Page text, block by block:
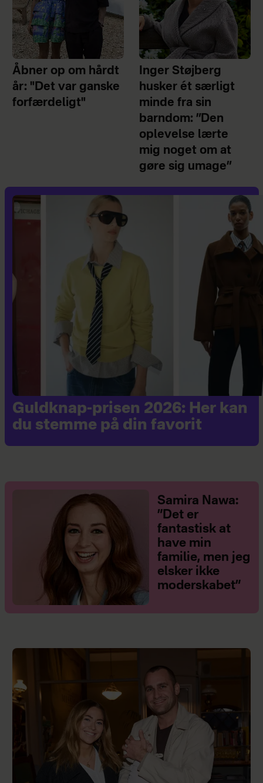
Åbner op om hårdt
år: "Det var ganske
forfærdeligt"
Inger Støjberg
husker ét særligt
minde fra sin
barndom: ”Den
oplevelse lærte
mig noget om at
gøre sig umage”
Guldknap-prisen 2026: Her kan
du stemme på din favorit
Samira Nawa:
”Det er
fantastisk at
have min
familie, men jeg
elsker ikke
moderskabet”